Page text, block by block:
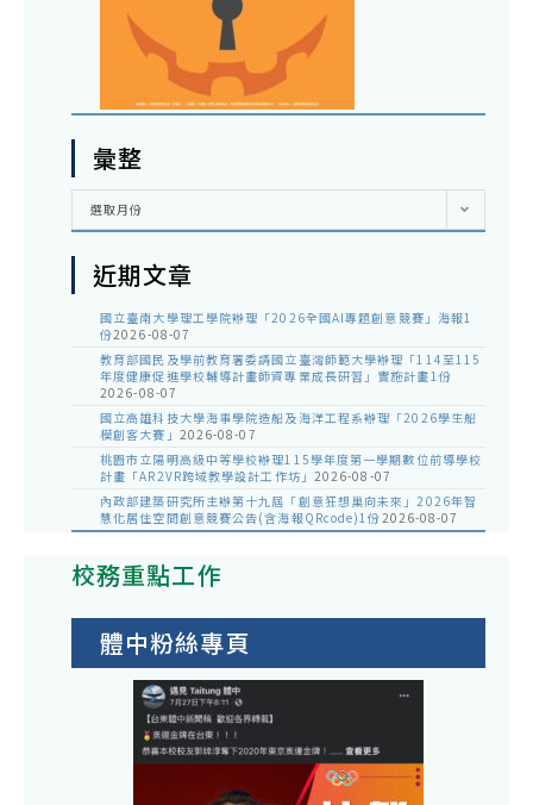
彙整
彙
選取月份
近期文章
國立臺南大學理工學院辦理「2026全國AI專題創意競賽」海報1
份2026-08-07
教育部國民及學前教育署委請國立臺灣師範大學辦理「114至115
年度健康促進學校輔導計畫師資專業成長研習」實施計畫1份
2026-08-07
國立高雄科技大學海事學院造船及海洋工程系辦理「2026學生船
模創客大賽」 2026-08-07
桃園市立陽明高級中等學校辦理115學年度第一學期數位前導學校
計畫「AR2VR跨域教學設計工作坊」 2026-08-07
內政部建築研究所主辦第十九屆「創意狂想巢向未來」2026年智
慧化居住空間創意競賽公告(含海報QRcode)1份2026-08-07
校務重點工作
體中粉絲專頁